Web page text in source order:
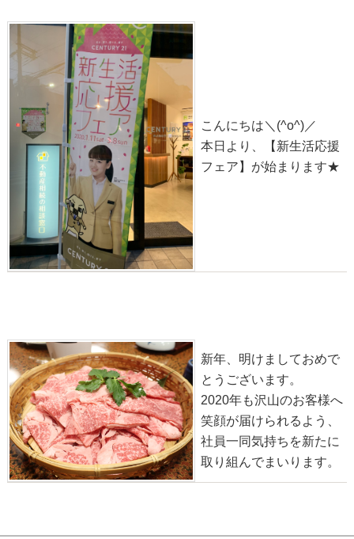
こんにちは＼(^o^)／
本日より、【新生活応援
フェア】が始まります★
新年、明けましておめで
とうございます。
2020年も沢山のお客様へ
笑顔が届けられるよう、
社員一同気持ちを新たに
取り組んでまいります。